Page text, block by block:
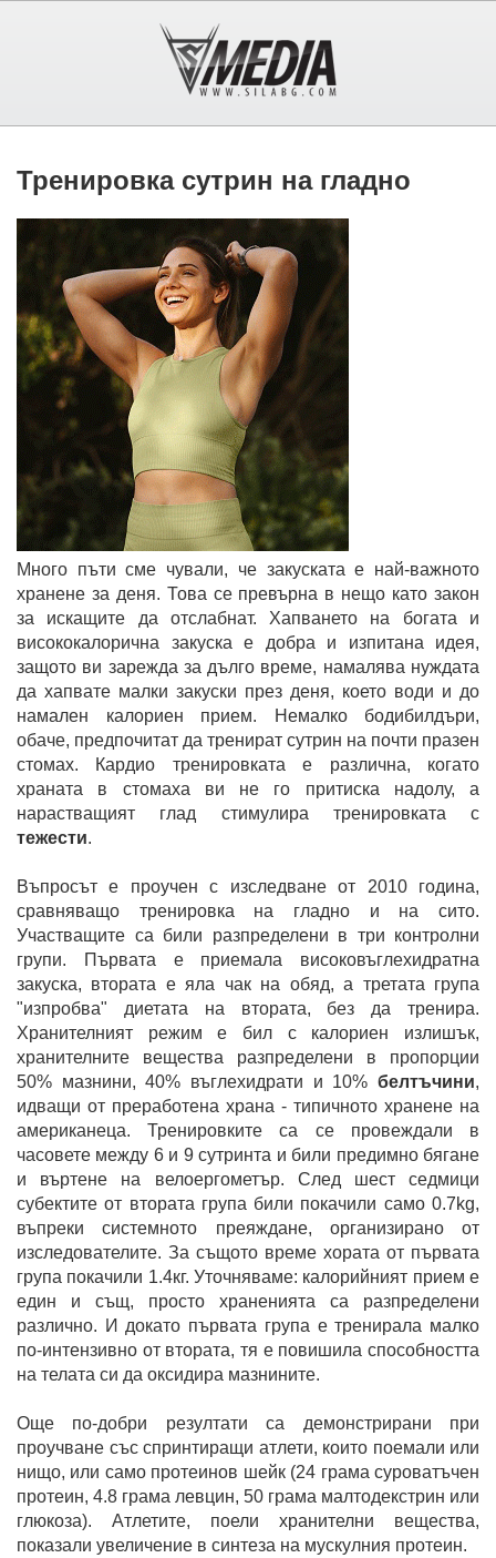
Тренировка сутрин на гладно
Много пъти сме чували, че закуската е най-важното
хранене за деня. Това се превърна в нещо като закон
за искащите да отслабнат. Хапването на богата и
висококалорична закуска е добра и изпитана идея,
защото ви зарежда за дълго време, намалява нуждата
да хапвате малки закуски през деня, което води и до
намален калориен прием. Немалко бодибилдъри,
обаче, предпочитат да тренират сутрин на почти празен
стомах. Кардио тренировката е различна, когато
храната в стомаха ви не го притиска надолу, а
нарастващият глад стимулира тренировката с
тежести.
Въпросът е проучен с изследване от 2010 година,
сравняващо тренировка на гладно и на сито.
Участващите са били разпределени в три контролни
групи. Първата е приемала високовъглехидратна
закуска, втората е яла чак на обяд, а третата група
"изпробва" диетата на втората, без да тренира.
Хранителният режим е бил с калориен излишък,
хранителните вещества разпределени в пропорции
50% мазнини, 40% въглехидрати и 10% белтъчини,
идващи от преработена храна - типичното хранене на
американеца. Тренировките са се провеждали в
часовете между 6 и 9 сутринта и били предимно бягане
и въртене на велоергометър. След шест седмици
субектите от втората група били покачили само 0.7kg,
въпреки системното преяждане, организирано от
изследователите. За същото време хората от първата
група покачили 1.4кг. Уточняваме: калорийният прием е
един и същ, просто храненията са разпределени
различно. И докато първата група е тренирала малко
по-интензивно от втората, тя е повишила способността
на телата си да оксидира мазнините.
Още по-добри резултати са демонстрирани при
проучване със спринтиращи атлети, които поемали или
нищо, или само протеинов шейк (24 грама суроватъчен
протеин, 4.8 грама левцин, 50 грама малтодекстрин или
глюкоза). Атлетите, поели хранителни вещества,
показали увеличение в синтеза на мускулния протеин.